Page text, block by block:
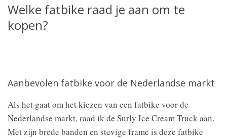
Welke fatbike raad je aan om te
kopen?
Aanbevolen fatbike voor de Nederlandse markt
Als het gaat om het kiezen van een fatbike voor de
Nederlandse markt, raad ik de Surly Ice Cream Truck aan.
Met zijn brede banden en stevige frame is deze fatbike